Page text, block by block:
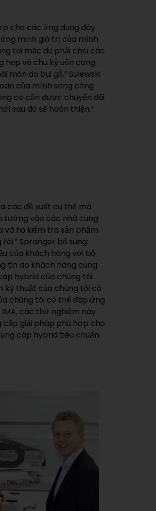
sau đó sẽ hoàn thiện.“